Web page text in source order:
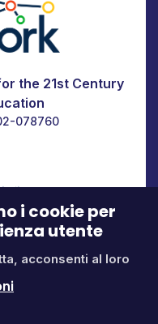
the 21st Century
078760
i cookie per
utente
acconsenti al loro